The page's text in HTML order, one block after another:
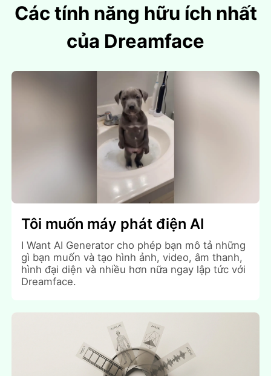
Các tính năng hữu ích nhất
của Dreamface
Tôi muốn máy phát điện AI
I Want AI Generator cho phép bạn mô tả những
gì bạn muốn và tạo hình ảnh, video, âm thanh,
hình đại diện và nhiều hơn nữa ngay lập tức với
Dreamface.